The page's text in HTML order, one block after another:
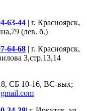
63-44 | г. Красноярск,
(лев. б.)
64-68 | г. Красноярск,
3,стр.13,14
СБ 10-16, ВС-вых;